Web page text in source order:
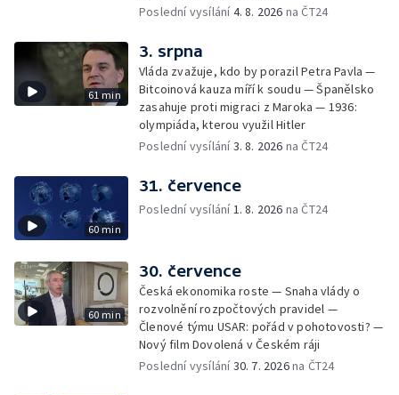
Poslední vysílání4. 8. 2026 na ČT24
61 min
3. srpna
Vláda zvažuje, kdo by porazil Petra Pavla —
Bitcoinová kauza míří k soudu — Španělsko
zasahuje proti migraci z Maroka — 1936:
olympiáda, kterou využil Hitler
Poslední vysílání3. 8. 2026 na ČT24
60 min
31. července
Poslední vysílání1. 8. 2026 na ČT24
60 min
30. července
Česká ekonomika roste — Snaha vlády o
rozvolnění rozpočtových pravidel —
Členové týmu USAR: pořád v pohotovosti? —
Nový film Dovolená v Českém ráji
Poslední vysílání30. 7. 2026na ČT24